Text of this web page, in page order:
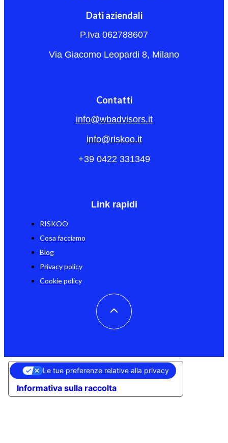
Dati aziendali
P.Iva 062788607
Via Giacomo Leopardi 8, Milano
Contatti
info@wbadvisors.it
info@riskoo.it
+39 0422 331349
Link rapidi
RISKOO
Cosa facciamo
Blog
Privacy policy
Cookie policy
Informativa sulla raccolta
Le tue preferenze relative alla privacy